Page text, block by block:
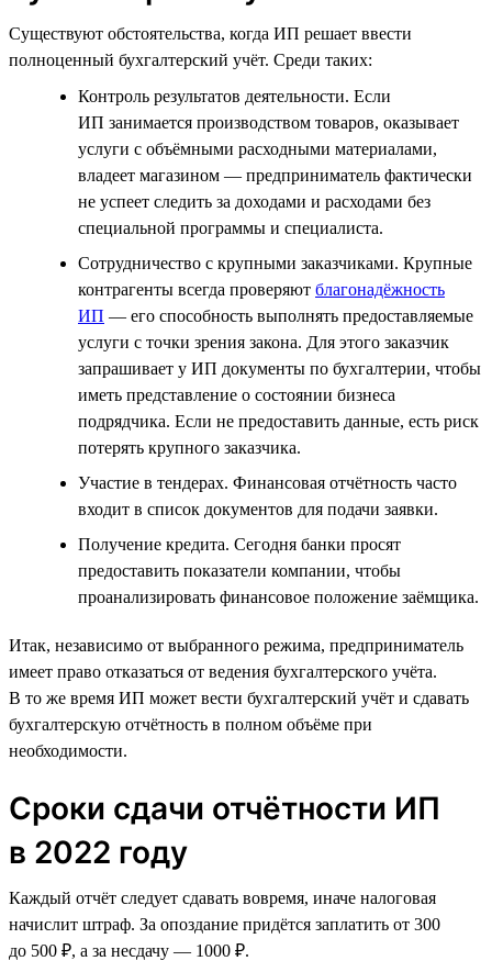
Существуют обстоятельства, когда ИП решает ввести
полноценный бухгалтерский учёт. Среди таких:
Контроль результатов деятельности. Если
ИП занимается производством товаров, оказывает
услуги с объёмными расходными материалами,
владеет магазином — предприниматель фактически
не успеет следить за доходами и расходами без
специальной программы и специалиста.
Сотрудничество с крупными заказчиками. Крупные
контрагенты всегда проверяют благонадёжность
ИП — его способность выполнять предоставляемые
услуги с точки зрения закона. Для этого заказчик
запрашивает у ИП документы по бухгалтерии, чтобы
иметь представление о состоянии бизнеса
подрядчика. Если не предоставить данные, есть риск
потерять крупного заказчика.
Участие в тендерах. Финансовая отчётность часто
входит в список документов для подачи заявки.
Получение кредита. Сегодня банки просят
предоставить показатели компании, чтобы
проанализировать финансовое положение заёмщика.
Итак, независимо от выбранного режима, предприниматель
имеет право отказаться от ведения бухгалтерского учёта.
В то же время ИП может вести бухгалтерский учёт и сдавать
бухгалтерскую отчётность в полном объёме при
необходимости.
Сроки сдачи отчётности ИП
в 2022 году
Каждый отчёт следует сдавать вовремя, иначе налоговая
начислит штраф. За опоздание придётся заплатить от 300
до 500 ₽, а за несдачу — 1000 ₽.